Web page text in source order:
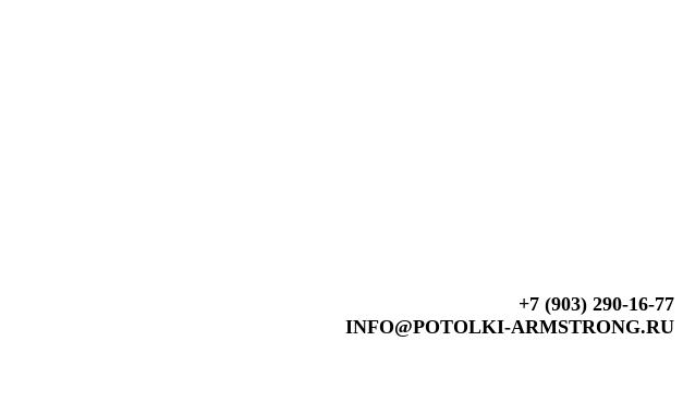
+7 (903) 290-16-77
INFO@POTOLKI-ARMSTRONG.RU